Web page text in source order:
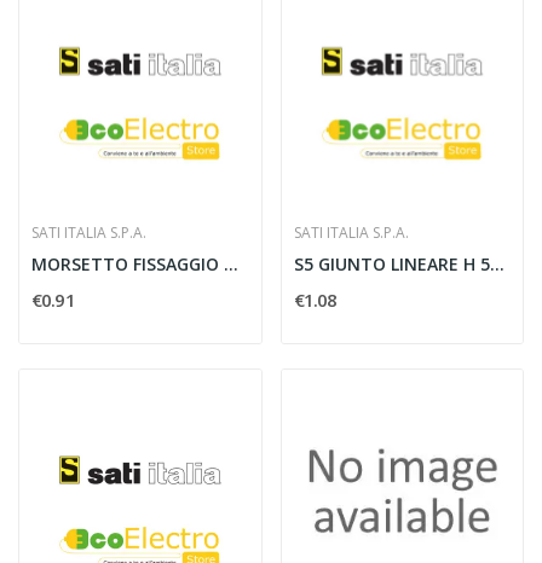
SATI ITALIA S.P.A.
MORSETTO FISSAGGIO GKS 50 S - SATI 1620351
€0.91
SATI ITALIA S.P.A.
S5 GIUNTO LINEARE H 50 ZS - SATI 1043401
€1.08